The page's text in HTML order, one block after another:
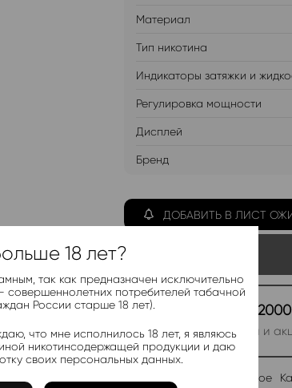
Материал
Тип никотина
Индикаторы затяжки и
Регулировка мощности
Дисплей
Бренд
ДОБАВИТЬ В ЛИСТ
Telegram-канал
Актуальные новинки и
Добавить в избранное
18 лет?
так как предназначен исключительно
совершеннолетних потребителей табачной
России старше 18 лет).
что мне исполнилось 18 лет, я являюсь
никотинсодержащей продукции и даю
своих персональных данных.